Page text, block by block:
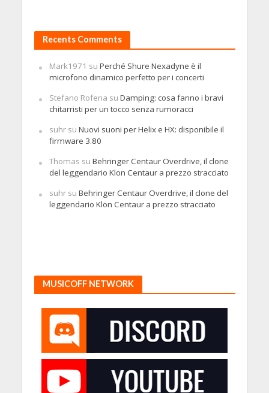
Recents Comments
Mark1971 su Perché Shure Nexadyne è il
microfono dinamico perfetto per i concerti
Stefano Rofena su Damping: cosa fanno i bravi
chitarristi per un tocco senza rumoracci
suhrsu Nuovi suoni per Helix e HX: disponibile il
firmware 3.80
Thomas su Behringer Centaur Overdrive, il clone
del leggendario Klon Centaur a prezzo stracciato
suhrsu Behringer Centaur Overdrive, il clone del
leggendario Klon Centaur a prezzo stracciato
MUSICOFF NETWORK